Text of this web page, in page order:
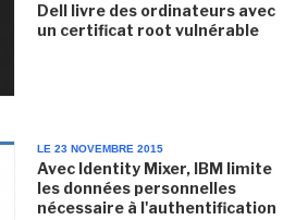
Dell livre des ordinateurs avec
un certificat root vulnérable
LE 23 NOVEMBRE 2015
Avec Identity Mixer, IBM limite
les données personnelles
nécessaire à l'authentification